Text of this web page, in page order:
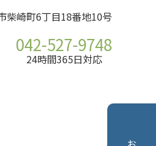
柴崎町6丁目18番地10号
042-527-9748
24時間365日対応